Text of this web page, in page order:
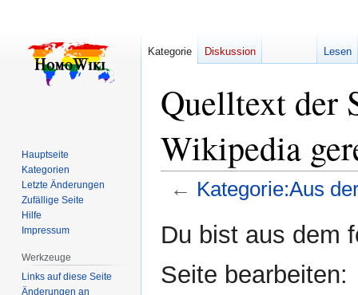
Quelltext der
Wikipedia
← Kategorie:Aus
Navigation
Suche
Du bist aus dem
Seite bearbeiten:
Kategorie Diskussion Lesen
Hauptseite
Kategorien
Letzte Änderungen
Zufällige Seite
Hilfe
Impressum
Werkzeuge
Links auf diese Seite
Änderungen an